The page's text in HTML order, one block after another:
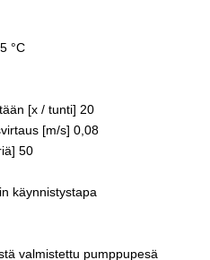
°C
[x / tunti] 20
[m/s] 0,08
50
käynnistystapa
valmistettu pumppupesä